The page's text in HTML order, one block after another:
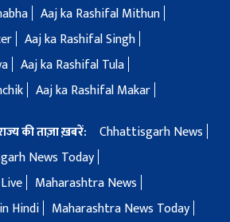
Aaj ka Rashifal Mithun
Aaj ka Rashifal Singh
Aaj ka Rashifal Tula
Aaj ka Rashifal Makar
की ताज़ा ख़बरें:
Chhattisgarh News
News Today
Maharashtra News
Hindi
Maharashtra News Today